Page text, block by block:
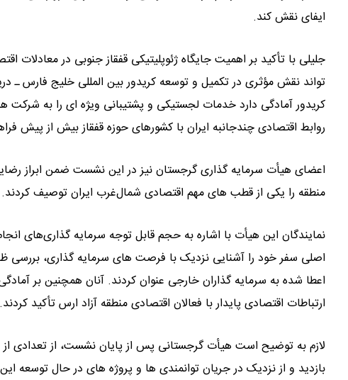
ایفای نقش کند.
جلیلی با تأکید بر اهمیت جایگاه ژئوپلیتیکی قفقاز جنوبی در
‌تواند نقش مؤثری در تکمیل و توسعه کریدور بین‌ المللی خلیج فارس ـ
کریدور آمادگی دارد خدمات لجستیکی و پشتیبانی ویژه‌ ای را به شرکت‌
روابط اقتصادی چندجانبه ایران با کشورهای حوزه قفقاز بیش از پیش
اعضای هیأت سرمایه‌ گذاری گرجستان نیز در این نشست ضمن ابراز
منطقه را یکی از قطب‌ های مهم اقتصادی شمال‌غرب ایران توصیف کردند.
نمایندگان این هیأت با اشاره به حجم قابل توجه سرمایه
اصلی سفر خود را آشنایی نزدیک با فرصت‌ های سرمایه‌ گذاری،
اعطا شده به سرمایه ‌گذاران خارجی عنوان کردند. آنان همچنین بر
ارتباطات اقتصادی پایدار با فعالان اقتصادی منطقه آزاد ارس تأکید کردند.
لازم به توضیح است هیأت گرجستانی پس از پایان نشست، از تعدادی
بازدید و از نزدیک در جریان توانمندی ‌ها و پروژه‌ های در حال توسعه این